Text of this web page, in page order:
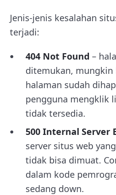
Jenis-jenis kesalahan
terjadi:
404 Not Found –
ditemukan, mungkin
halaman sudah
pengguna mengklik
tidak tersedia.
500 Internal Server
server situs web
tidak bisa dimuat.
dalam kode
sedang down.